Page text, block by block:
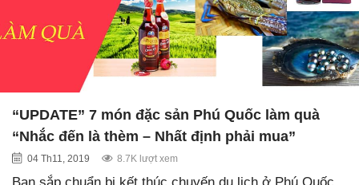
“UPDATE” 7 món đặc sản Phú Quốc làm quà
“Nhắc đến là thèm – Nhất định phải mua”
04 Th11, 2019 8.7K lượt xem